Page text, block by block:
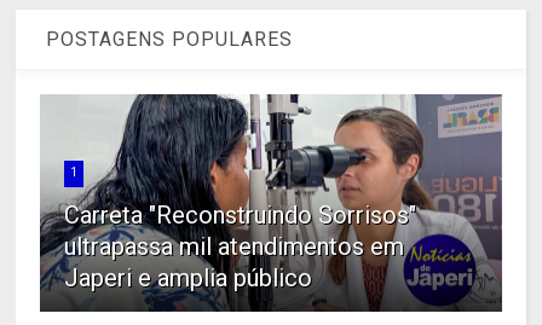
POSTAGENS POPULARES
1
Carreta "Reconstruindo Sorrisos"
ultrapassa mil atendimentos em
Japeri e amplia público